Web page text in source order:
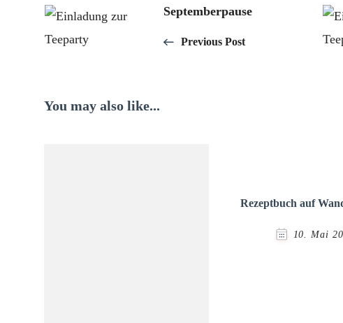
Post
Septemberpause
Previous Post
You may also like...
Rezeptbuch auf
10. Mai